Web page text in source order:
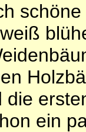
ein